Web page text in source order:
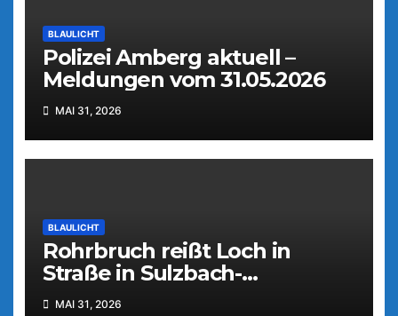
BLAULICHT
Polizei Amberg aktuell –
Meldungen vom 31.05.2026
MAI 31, 2026
BLAULICHT
Rohrbruch reißt Loch in
Straße in Sulzbach-
Rosenberg
MAI 31, 2026